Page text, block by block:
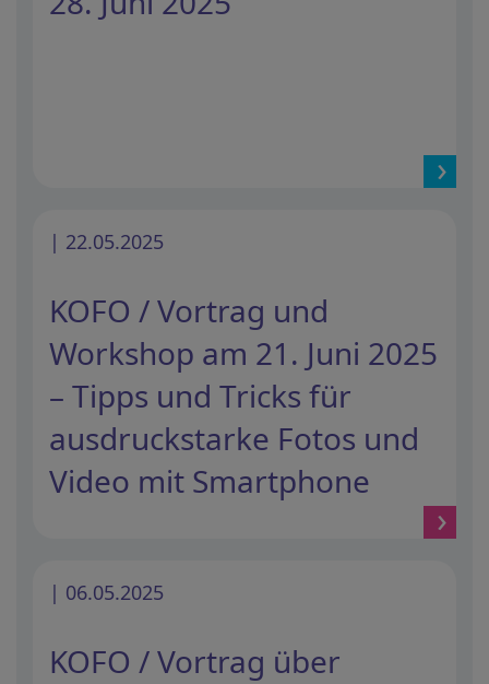
| 22.05.2025
KOFO / Vortrag und
Workshop am 21. Juni 2025
– Tipps und Tricks für
ausdruckstarke Fotos und
Video mit Smartphone
| 06.05.2025
KOFO / Vortrag über